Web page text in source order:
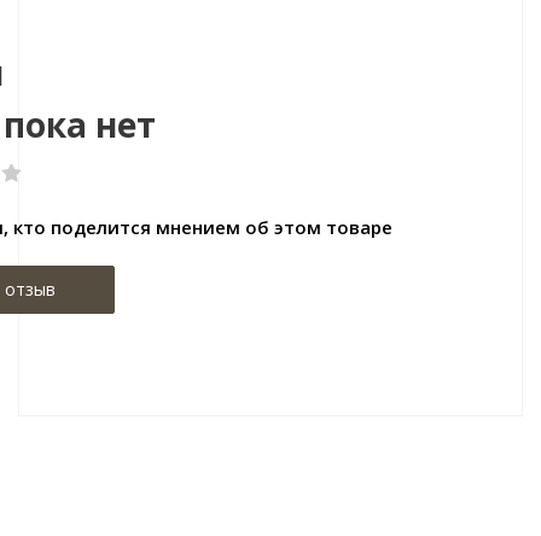
нет
кто поделится мнением об этом товаре
отзыв